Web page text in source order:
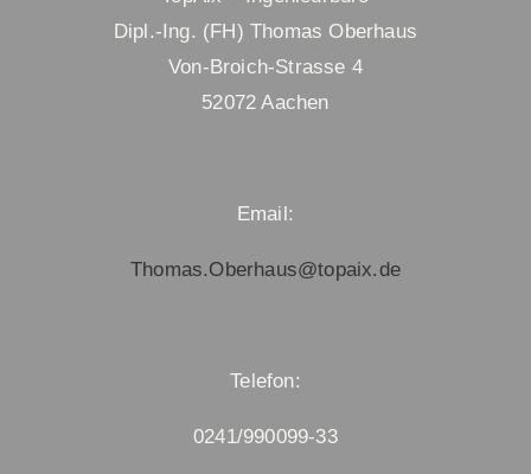
Dipl.-Ing. (FH) Thomas Oberhaus
Von-Broich-Strasse 4
52072 Aachen
Email:
Thomas.Oberhaus@topaix.de
Telefon:
0241/990099-33